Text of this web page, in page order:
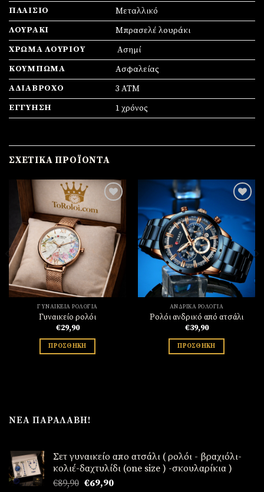
ΠΛΑΊΣΙΟ
Mεταλλικό
ΛΟΥΡΆΚΙ
Μπρασελέ λουράκι
ΧΡΏΜΑ ΛΟΥΡΙΟΎ
Aσημί
ΚΟΎΜΠΩΜΑ
Ασφαλείας
ΑΔΙΆΒΡΟΧΟ
3 ATM
ΕΓΓΎΗΣΗ
1 χρόνος
ΣΧΕΤΙΚΆ ΠΡΟΪΌΝΤΑ
Πρόσθήκη
επιθυμιών
ΓΥΝΑΙΚΕΊΑ ΡΟΛΌΓΙΑ
Γυναικείο ρολόι
€29,90
ΠΡΟΣΘΉΚΗ
Πρόσθήκη
στην
λίστα
επιθυμιών
ΑΝΔΡΙΚΆ ΡΟΛΌΓΙΑ
Ρολόι ανδρικό από ατσάλι
€39,90
ΠΡΟΣΘΉΚΗ
ΝΈΑ ΠΑΡΑΛΑΒΉ!
Σετ γυναικείο απο ατσάλι ( ρολόι - βραχιόλι-
κολιέ-δαχτυλίδι (one size ) -σκουλαρίκια )
€89,90 Original
€69,90Η